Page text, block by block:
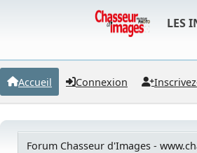
LES
Accueil Connexion
Forum Chasseur d'Images -